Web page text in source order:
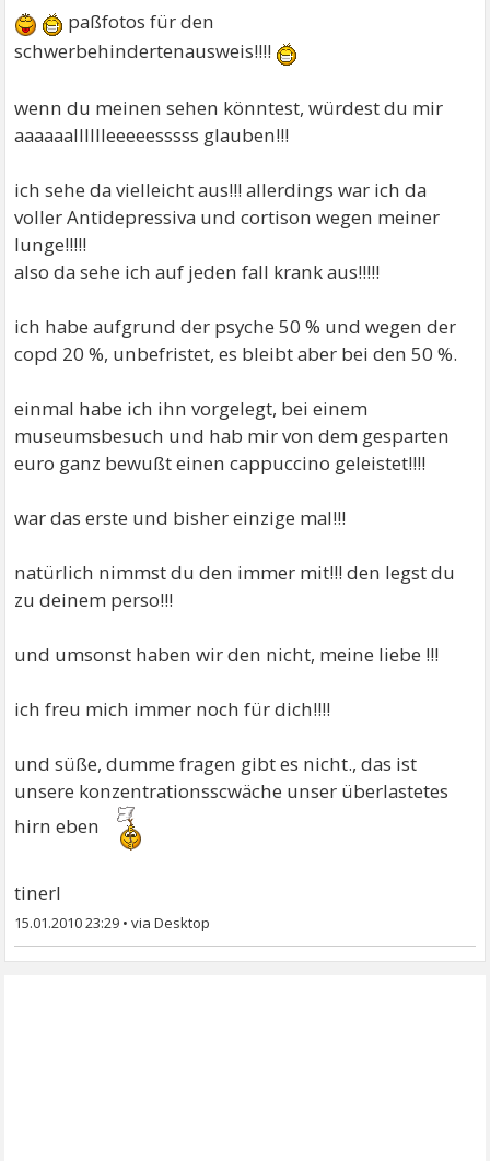
paßfotos für den
schwerbehindertenausweis!!!!
wenn du meinen sehen könntest, würdest du mir
aaaaaalllllleeeeesssss glauben!!!
ich sehe da vielleicht aus!!! allerdings war ich da
voller Antidepressiva und cortison wegen meiner
lunge!!!!!
also da sehe ich auf jeden fall krank aus!!!!!
ich habe aufgrund der psyche 50 % und wegen der
copd 20 %, unbefristet, es bleibt aber bei den 50 %.
einmal habe ich ihn vorgelegt, bei einem
museumsbesuch und hab mir von dem gesparten
euro ganz bewußt einen cappuccino geleistet!!!!
war das erste und bisher einzige mal!!!
natürlich nimmst du den immer mit!!! den legst du
zu deinem perso!!!
und umsonst haben wir den nicht, meine liebe !!!
ich freu mich immer noch für dich!!!!
und süße, dumme fragen gibt es nicht., das ist
unsere konzentrationsscwäche unser überlastetes
hirn eben
tinerl
15.01.2010 23:29 •